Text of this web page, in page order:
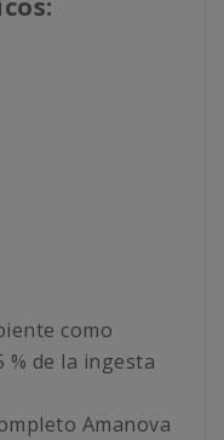
como
% de la ingesta
Amanova